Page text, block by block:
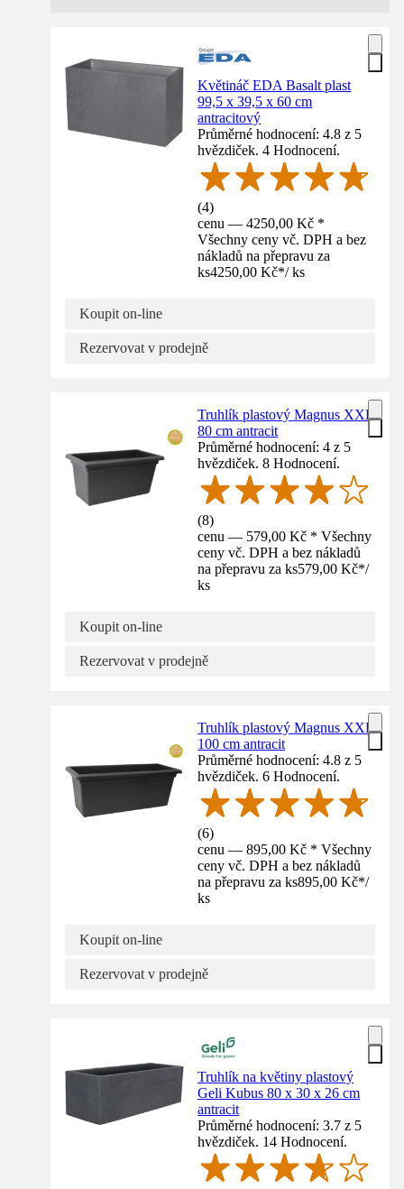
Květináč EDA Basalt plast
99,5 x 39,5 x 60 cm
antracitový
Průměrné hodnocení: 4.8 z 5
hvězdiček. 4 Hodnocení.
(4)
cenu — 4250,00 Kč *
Všechny ceny vč. DPH a bez
nákladů na přepravu za
ks4250,00 Kč*/ ks
Koupit on-line
Rezervovat v prodejně
Truhlík plastový Magnus XXL
80 cm antracit
Průměrné hodnocení: 4 z 5
hvězdiček. 8 Hodnocení.
(8)
cenu — 579,00 Kč * Všechny
ceny vč. DPH a bez nákladů
na přepravu za ks579,00 Kč*/
ks
Koupit on-line
Rezervovat v prodejně
Truhlík plastový Magnus XXL
100 cm antracit
Průměrné hodnocení: 4.8 z 5
hvězdiček. 6 Hodnocení.
(6)
cenu — 895,00 Kč * Všechny
ceny vč. DPH a bez nákladů
na přepravu za ks895,00 Kč*/
ks
Koupit on-line
Rezervovat v prodejně
Truhlík na květiny plastový
Geli Kubus 80 x 30 x 26 cm
antracit
Průměrné hodnocení: 3.7 z 5
hvězdiček. 14 Hodnocení.